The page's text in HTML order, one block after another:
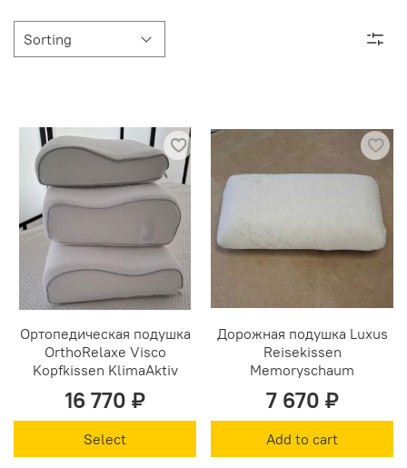
Ортопедическая подушка
OrthoRelaxe Visco
Kopfkissen KlimaAktiv
16 770 ₽
Select
Дорожная подушка Luxus
Reisekissen
Memoryschaum
7 670 ₽
Add to cart